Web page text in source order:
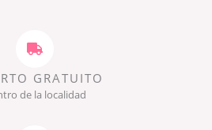
GRATUITO
de la localidad